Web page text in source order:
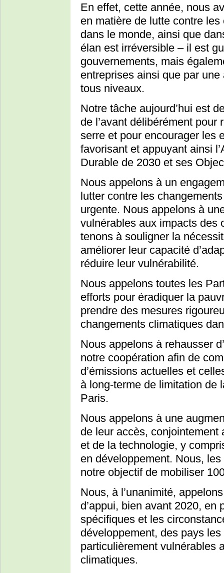
En effet, cette année, nous
en matière de lutte contre
dans le monde, ainsi que
élan est irréversible – il est
gouvernements, mais
entreprises ainsi que par
tous niveaux.
Notre tâche aujourd’hui est
de l’avant délibérément
serre et pour encourager les
favorisant et appuyant ainsi
Durable de 2030 et ses
Nous appelons à un
lutter contre les
urgente. Nous appelons à
vulnérables aux impacts des
tenons à souligner la
améliorer leur capacité
réduire leur vulnérabilité.
Nous appelons toutes les
efforts pour éradiquer la
prendre des mesures
changements climatiques
Nous appelons à rehausser
notre coopération afin de
d’émissions actuelles et
à long-terme de limitation de
Paris.
Nous appelons à une
de leur accès,
et de la technologie, y
en développement. Nous,
notre objectif de mobiliser
Nous, à l’unanimité,
d’appui, bien avant 2020,
spécifiques et les
développement, des pays
particulièrement vulnérables
climatiques.